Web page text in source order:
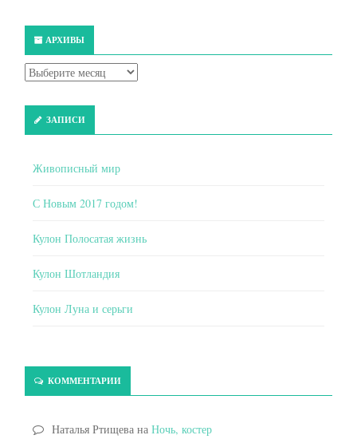
АРХИВЫ
ЗАПИСИ
Живописный мир
С Новым 2017 годом!
Кулон Полосатая жизнь
Кулон Шотландия
Кулон Луна и серьги
КОММЕНТАРИИ
Наталья Ртищева на Ночь, костер